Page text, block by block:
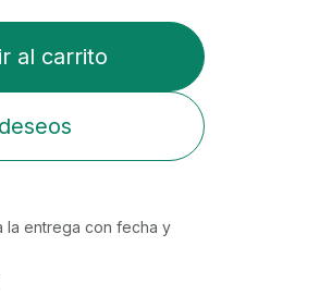
al carrito
la entrega con fecha y